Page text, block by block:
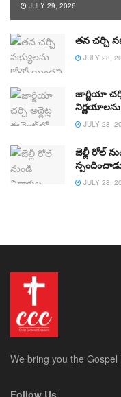
JULY 29, 2026
తన చర్చి
JULY 28,
జార్జియా చర్చి
JULY 28,
జెల్లీ రోల్
JULY 28,
We bring you the